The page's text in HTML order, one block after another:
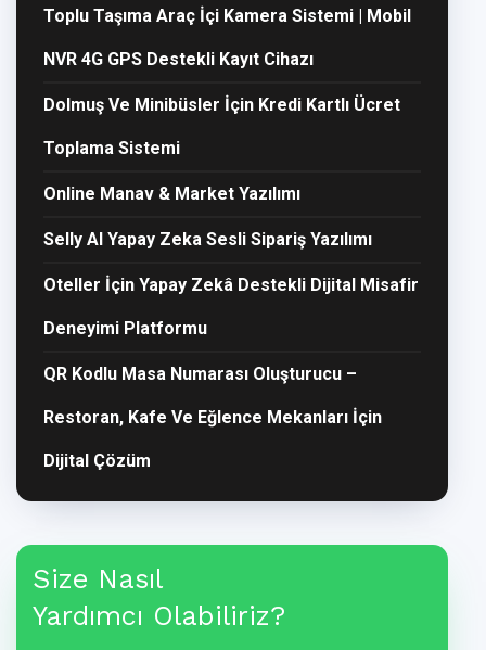
Toplu Taşıma Araç İçi Kamera Sistemi | Mobil
NVR 4G GPS Destekli Kayıt Cihazı
Dolmuş Ve Minibüsler İçin Kredi Kartlı Ücret
Toplama Sistemi
Online Manav & Market Yazılımı
Selly AI Yapay Zeka Sesli Sipariş Yazılımı
Oteller İçin Yapay Zekâ Destekli Dijital Misafir
Deneyimi Platformu
QR Kodlu Masa Numarası Oluşturucu –
Restoran, Kafe Ve Eğlence Mekanları İçin
Dijital Çözüm
Size Nasıl
Yardımcı Olabiliriz?